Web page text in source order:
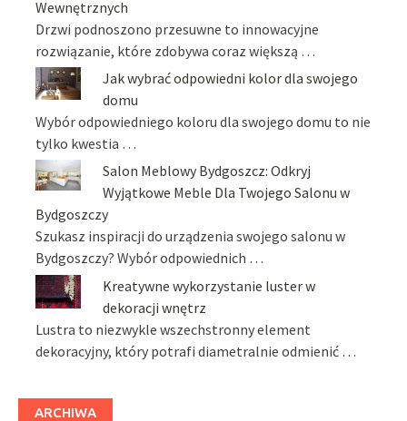
Wewnętrznych
Drzwi podnoszono przesuwne to innowacyjne
rozwiązanie, które zdobywa coraz większą …
Jak wybrać odpowiedni kolor dla swojego
domu
Wybór odpowiedniego koloru dla swojego domu to nie
tylko kwestia …
Salon Meblowy Bydgoszcz: Odkryj
Wyjątkowe Meble Dla Twojego Salonu w
Bydgoszczy
Szukasz inspiracji do urządzenia swojego salonu w
Bydgoszczy? Wybór odpowiednich …
Kreatywne wykorzystanie luster w
dekoracji wnętrz
Lustra to niezwykle wszechstronny element
dekoracyjny, który potrafi diametralnie odmienić …
ARCHIWA